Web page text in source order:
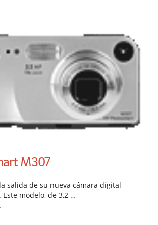
M307
salida de su nueva cámara digital
modelo, de 3,2 …